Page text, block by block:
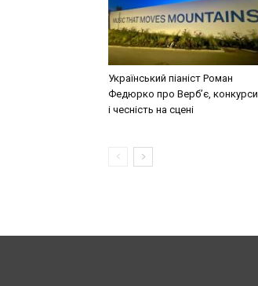
Український піаніст Роман
Федюрко про Верб’є, конкурси
і чесність на сцені